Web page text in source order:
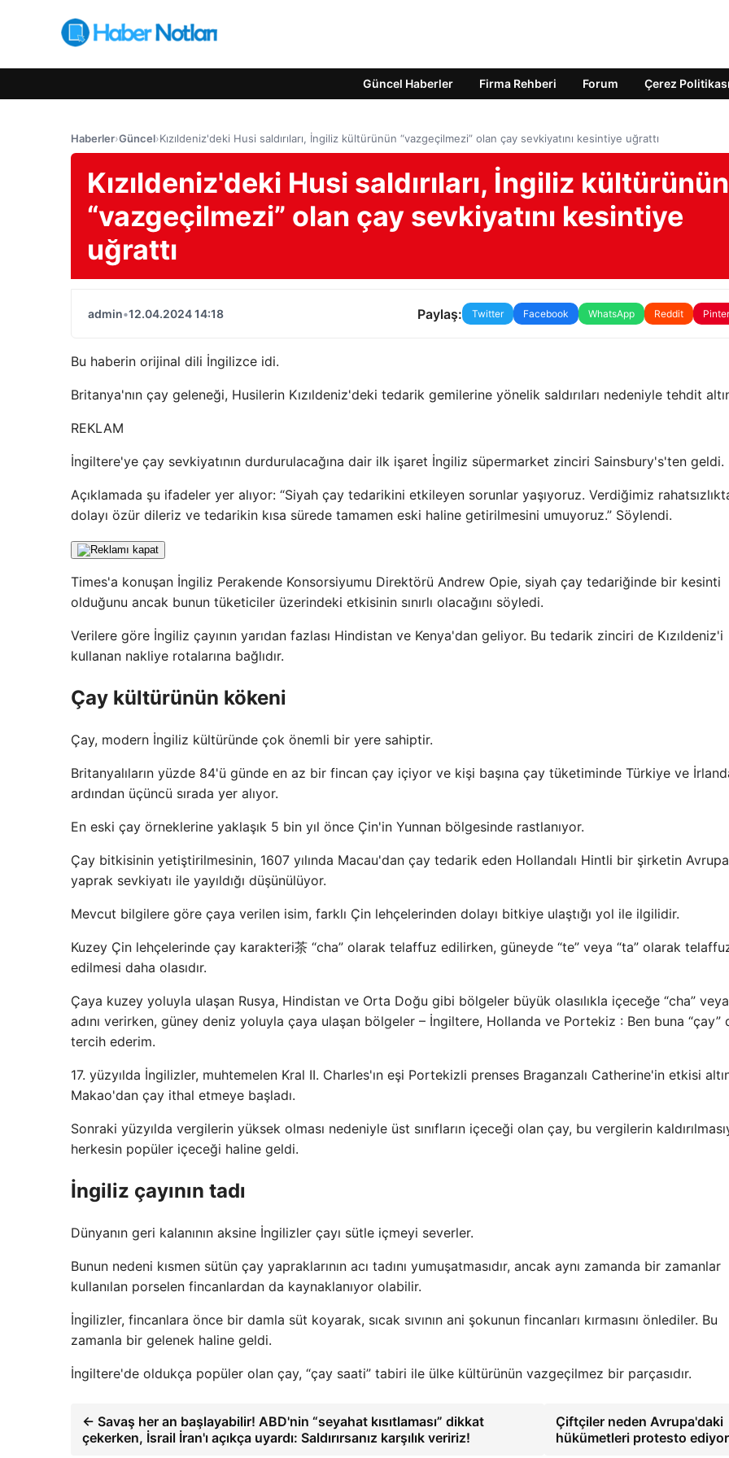
Güncel Haberler Firma Rehberi Forum Çerez Politikası
Haberler›Güncel›Kızıldeniz'deki Husi saldırıları, İngiliz kültürünün “vazgeçilmezi” olan çay sevkiyatını kesintiye uğrattı
Kızıldeniz'deki Husi saldırıları, İngiliz kültürünün
“vazgeçilmezi” olan çay sevkiyatını kesintiye
uğrattı
admin•12.04.2024 14:18 Paylaş: Twitter Facebook WhatsApp Reddit
Bu haberin orijinal dili İngilizce idi.
Britanya'nın çay geleneği, Husilerin Kızıldeniz'deki tedarik gemilerine yönelik saldırıları nedeniyle tehdit
REKLAM
İngiltere'ye çay sevkiyatının durdurulacağına dair ilk işaret İngiliz süpermarket zinciri Sainsbury's'ten geldi.
Açıklamada şu ifadeler yer alıyor: “Siyah çay tedarikini etkileyen sorunlar yaşıyoruz. Verdiğimiz
dolayı özür dileriz ve tedarikin kısa sürede tamamen eski haline getirilmesini umuyoruz.” Söylendi.
Times'a konuşan İngiliz Perakende Konsorsiyumu Direktörü Andrew Opie, siyah çay tedariğinde bir kesinti
olduğunu ancak bunun tüketiciler üzerindeki etkisinin sınırlı olacağını söyledi.
Verilere göre İngiliz çayının yarıdan fazlası Hindistan ve Kenya'dan geliyor. Bu tedarik zinciri de Kızıldeniz'i
kullanan nakliye rotalarına bağlıdır.
Çay kültürünün kökeni
Çay, modern İngiliz kültüründe çok önemli bir yere sahiptir.
Britanyalıların yüzde 84'ü günde en az bir fincan çay içiyor ve kişi başına çay tüketiminde Türkiye ve
ardından üçüncü sırada yer alıyor.
En eski çay örneklerine yaklaşık 5 bin yıl önce Çin'in Yunnan bölgesinde rastlanıyor.
Çay bitkisinin yetiştirilmesinin, 1607 yılında Macau'dan çay tedarik eden Hollandalı Hintli bir şirketin
yaprak sevkiyatı ile yayıldığı düşünülüyor.
Mevcut bilgilere göre çaya verilen isim, farklı Çin lehçelerinden dolayı bitkiye ulaştığı yol ile ilgilidir.
Kuzey Çin lehçelerinde çay karakteri茶 “cha” olarak telaffuz edilirken, güneyde “te” veya “ta” olarak
edilmesi daha olasıdır.
Çaya kuzey yoluyla ulaşan Rusya, Hindistan ve Orta Doğu gibi bölgeler büyük olasılıkla içeceğe “cha” veya
adını verirken, güney deniz yoluyla çaya ulaşan bölgeler – İngiltere, Hollanda ve Portekiz : Ben buna “çay”
tercih ederim.
17. yüzyılda İngilizler, muhtemelen Kral II. Charles'ın eşi Portekizli prenses Braganzalı Catherine'in etkisi
Makao'dan çay ithal etmeye başladı.
Sonraki yüzyılda vergilerin yüksek olması nedeniyle üst sınıfların içeceği olan çay, bu vergilerin
herkesin popüler içeceği haline geldi.
İngiliz çayının tadı
Dünyanın geri kalanının aksine İngilizler çayı sütle içmeyi severler.
Bunun nedeni kısmen sütün çay yapraklarının acı tadını yumuşatmasıdır, ancak aynı zamanda bir zamanlar
kullanılan porselen fincanlardan da kaynaklanıyor olabilir.
İngilizler, fincanlara önce bir damla süt koyarak, sıcak sıvının ani şokunun fincanları kırmasını önlediler. Bu
zamanla bir gelenek haline geldi.
İngiltere'de oldukça popüler olan çay, “çay saati” tabiri ile ülke kültürünün vazgeçilmez bir parçasıdır.
← Savaş her an başlayabilir! ABD'nin “seyahat kısıtlaması” dikkat
çekerken, İsrail İran'ı açıkça uyardı: Saldırırsanız karşılık veririz!
Çiftçiler neden Avrupa'daki
hükümetleri protesto